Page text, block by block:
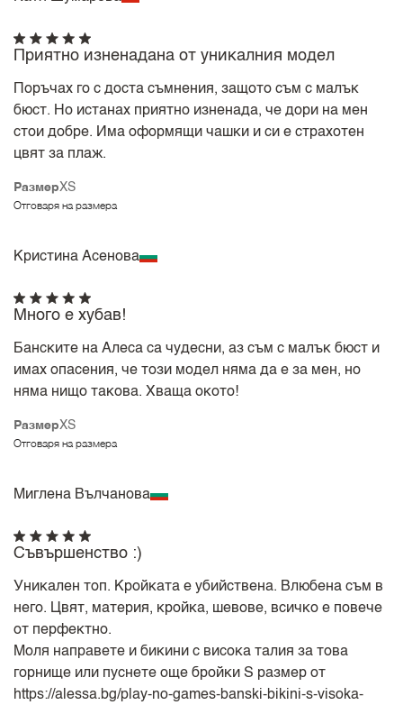
РазмерXS
Отговаря на размера
Приятно изненадана от уникалния модел
Поръчах го с доста съмнения, защото съм с малък
бюст. Но истанах приятно изненада, че дори на мен
стои добре. Има оформящи чашки и си е страхотен
цвят за плаж.
Кристина Асенова
РазмерXS
Отговаря на размера
Много е хубав!
Банските на Алеса са чудесни, аз съм с малък бюст и
имах опасения, че този модел няма да е за мен, но
няма нищо такова. Хваща окото!
Миглена Вълчанова
Съвършенство :)
Уникален топ. Кройката е убийствена. Влюбена съм в
него. Цвят, материя, кройка, шевове, всичко е повече
от перфектно.
Моля направете и бикини с висока талия за това
горнище или пуснете още бройки S размер от
https://alessa.bg/play-no-games-banski-bikini-s-visoka-